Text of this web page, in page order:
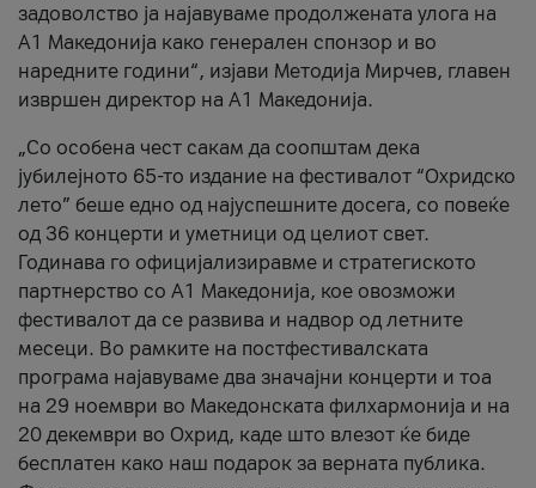
задоволство ја најавуваме продолжената улога на
A1 Македонија како генерален спонзор и во
наредните години“, изјави Методија Мирчев, главен
извршен директор на A1 Македонија.
„Со особена чест сакам да соопштам дека
јубилејното 65-то издание на фестивалот “Охридско
лето” беше едно од најуспешните досега, со повеќе
од 36 концерти и уметници од целиот свет.
Годинава го официјализиравме и стратегиското
партнерство со А1 Македонија, кое овозможи
фестивалот да се развива и надвор од летните
месеци. Во рамките на постфестивалската
програма најавуваме два значајни концерти и тоа
на 29 ноември во Македонската филхармонија и на
20 декември во Охрид, каде што влезот ќе биде
бесплатен како наш подарок за верната публика.